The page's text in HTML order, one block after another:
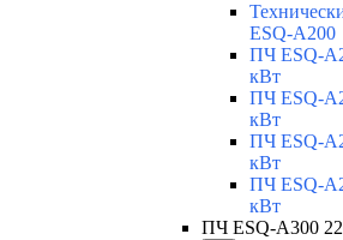
ESQ-A200
ПЧ ESQ-
кВт
ПЧ ESQ-
кВт
ПЧ ESQ-
кВт
ПЧ ESQ-
кВт
ПЧ ESQ-A300